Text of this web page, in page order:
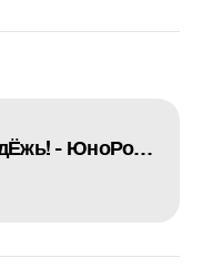
ДаЁшь МолодЁжь! - ЮноРоссы - Компромат на Нахального